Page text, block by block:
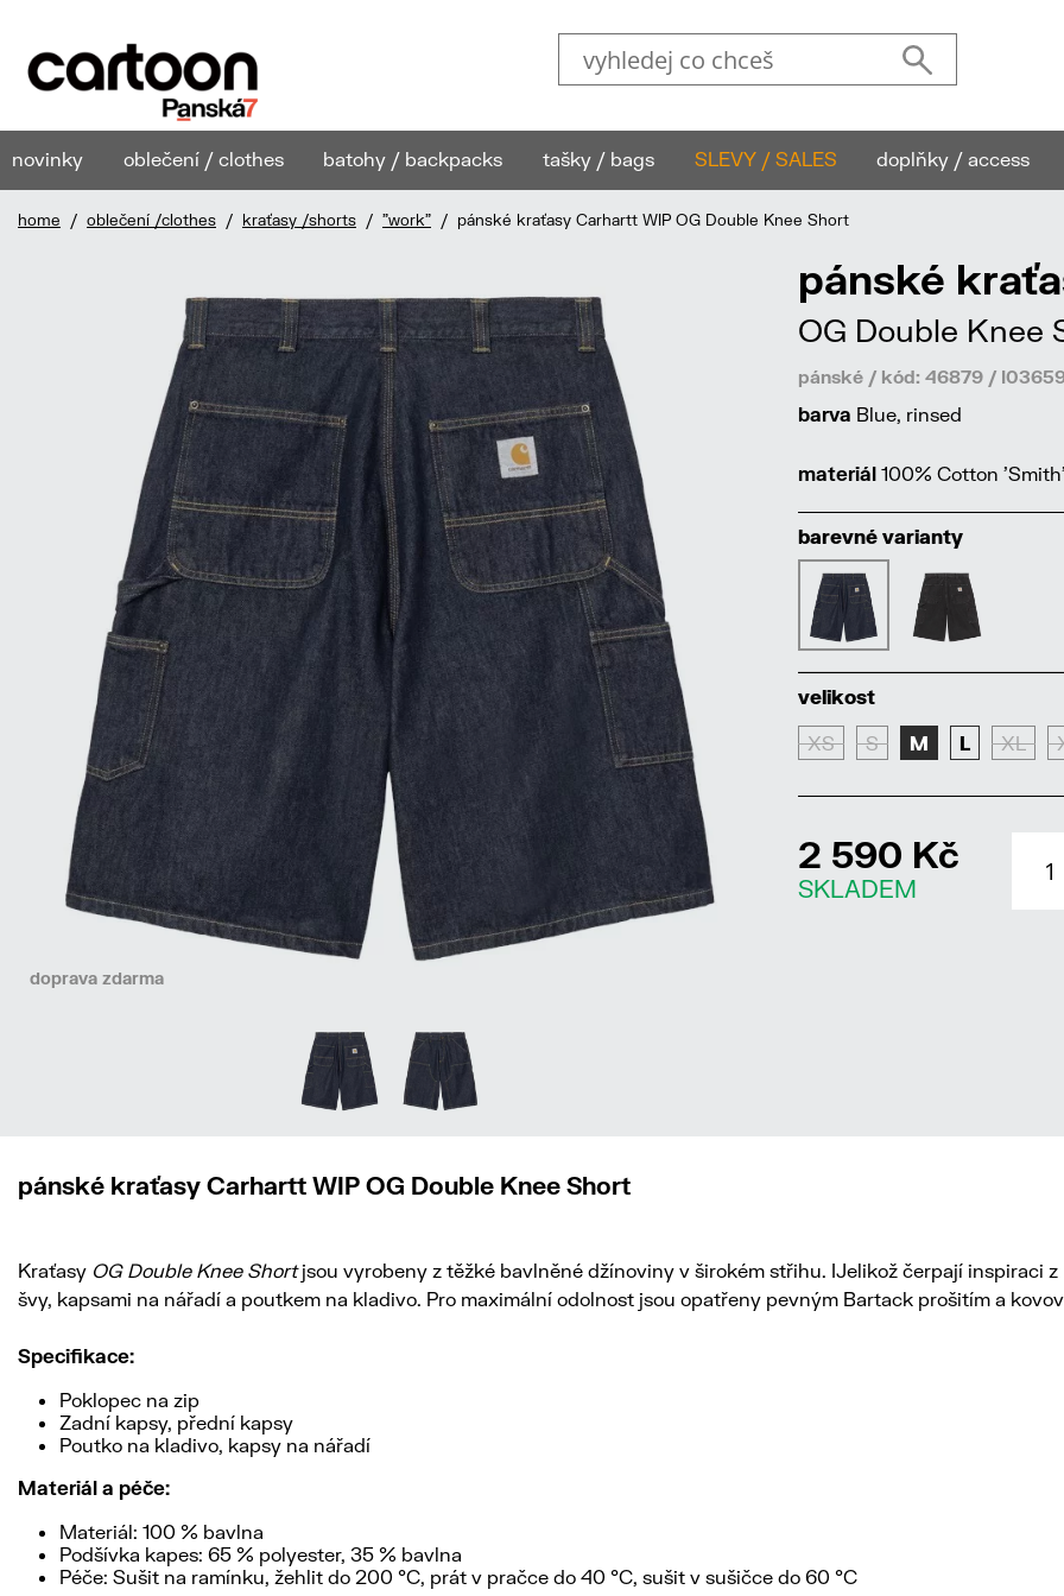
novinky oblečení / clothes batohy / backpacks tašky / bags SLEVY / SALES doplňky / access
home / oblečení /clothes / kraťasy /shorts / "work" / pánské kraťasy Carhartt WIP OG Double Knee Short
doprava zdarma
pánské
OG Double Knee
pánské / kód: 46879 /
barva Blue, rinsed
materiál 100% Cotton
barevné varianty
velikost
XS S M L XL
2 590 Kč
SKLADEM
pánské kraťasy Carhartt WIP OG Double Knee Short
Kraťasy OG Double Knee Shortjsou vyrobeny z těžké bavlněné džínoviny v širokém střihu. IJelikož čerpají inspiraci
švy, kapsami na nářadí a poutkem na kladivo. Pro maximální odolnost jsou opatřeny pevným Bartack prošitím a
Specifikace:
Poklopec na zip
Zadní kapsy, přední kapsy
Poutko na kladivo, kapsy na nářadí
Materiál a péče:
Materiál: 100 % bavlna
Podšívka kapes: 65 % polyester, 35 % bavlna
Péče: Sušit na ramínku, žehlit do 200 °C, prát v pračce do 40 °C, sušit v sušičce do 60 °C